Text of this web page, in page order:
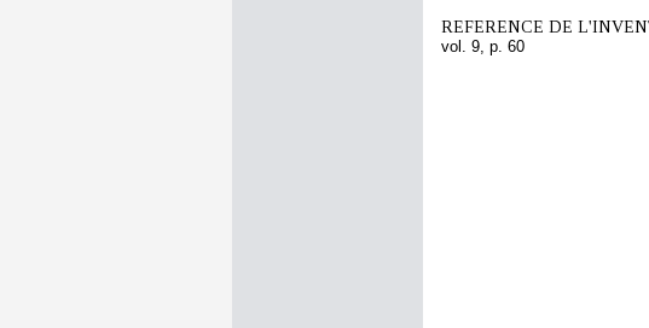
REFERENCE DE
vol. 9, p. 60